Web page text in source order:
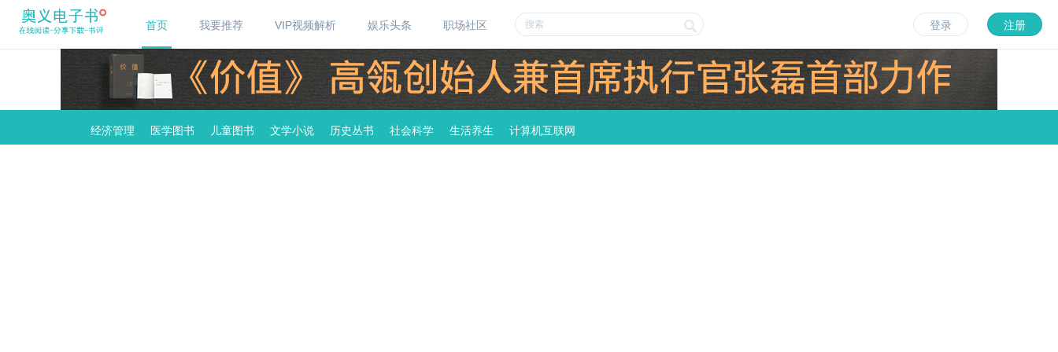
首页 我要推荐 VIP视频解析 娱乐头条 职场社区 登录 注册
经济管理 医学图书 儿童图书 文学小说 历史丛书 社会科学 生活养生 计算机互联网